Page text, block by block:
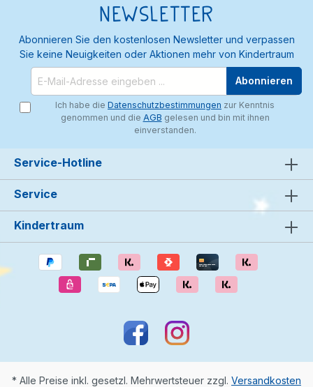
Newsletter
Abonnieren Sie den kostenlosen Newsletter und verpassen
Sie keine Neuigkeiten oder Aktionen mehr von Kindertraum
Abonnieren
Ich habe die Datenschutzbestimmungen zur Kenntnis
genommen und die AGB gelesen und bin mit ihnen
einverstanden.
Service-Hotline
Service
Kindertraum
* Alle Preise inkl. gesetzl. Mehrwertsteuer zzgl. Versandkosten